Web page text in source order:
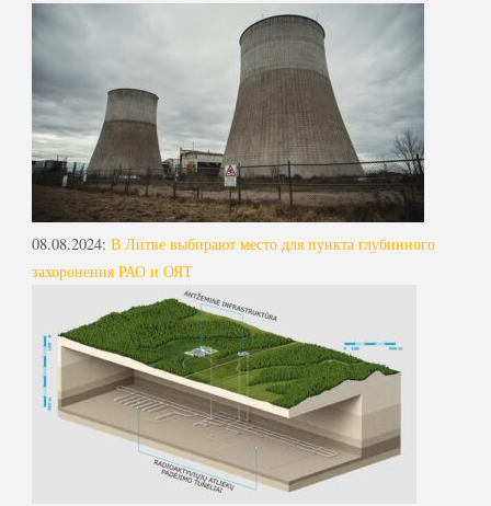
08.08.2024: В Литве выбирают место для пункта глубинного
захоронения РАО и ОЯТ